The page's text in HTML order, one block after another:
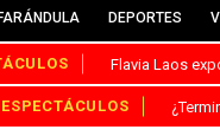
FARÁNDULA DEPORTES
Flavia Laos
ESPECTÁCULOS